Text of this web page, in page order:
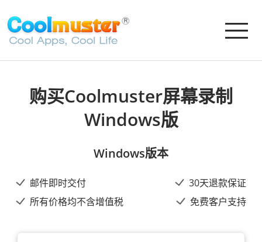
购买Coolmuster屏幕录制
Windows版
Windows版本
邮件即时交付
30天退款保证
所有价格均不含增值税
免费客户支持